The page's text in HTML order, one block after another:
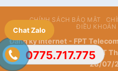
CHÍNH SÁCH BẢO MẬT
ĐIỀU
Đăng ký Internet - FPT
0101778163 do Sở KHĐT
28/07/
Chat Zalo
0775.717.775